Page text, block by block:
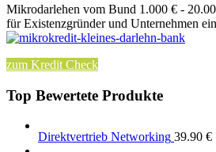
Mikrodarlehen vom Bund 1.000 € -
für Existenzgründer und Unternehmen
zum Kredit Check
Top Bewertete Produkte
Direktvertrieb Networking 39.90 €